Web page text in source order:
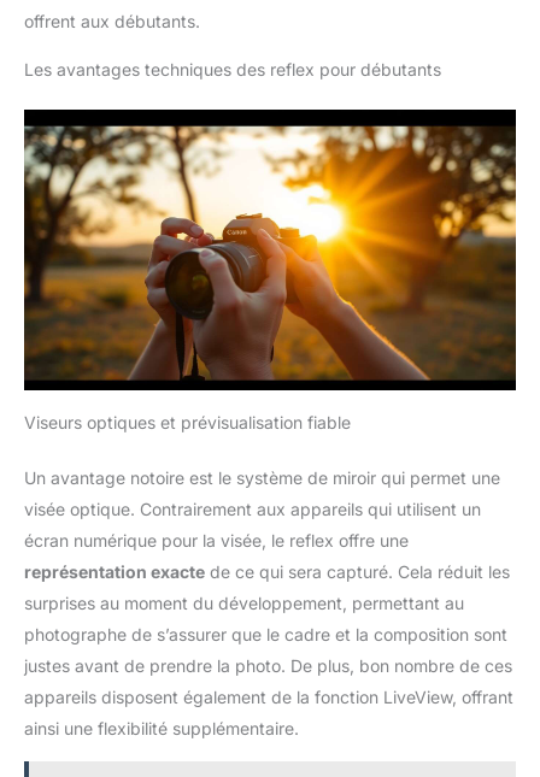
offrent aux débutants.
Les avantages techniques des reflex pour débutants
Viseurs optiques et prévisualisation fiable
Un avantage notoire est le système de miroir qui permet une
visée optique. Contrairement aux appareils qui utilisent un
écran numérique pour la visée, le reflex offre une
représentation exacte de ce qui sera capturé. Cela réduit les
surprises au moment du développement, permettant au
photographe de s’assurer que le cadre et la composition sont
justes avant de prendre la photo. De plus, bon nombre de ces
appareils disposent également de la fonction LiveView, offrant
ainsi une flexibilité supplémentaire.